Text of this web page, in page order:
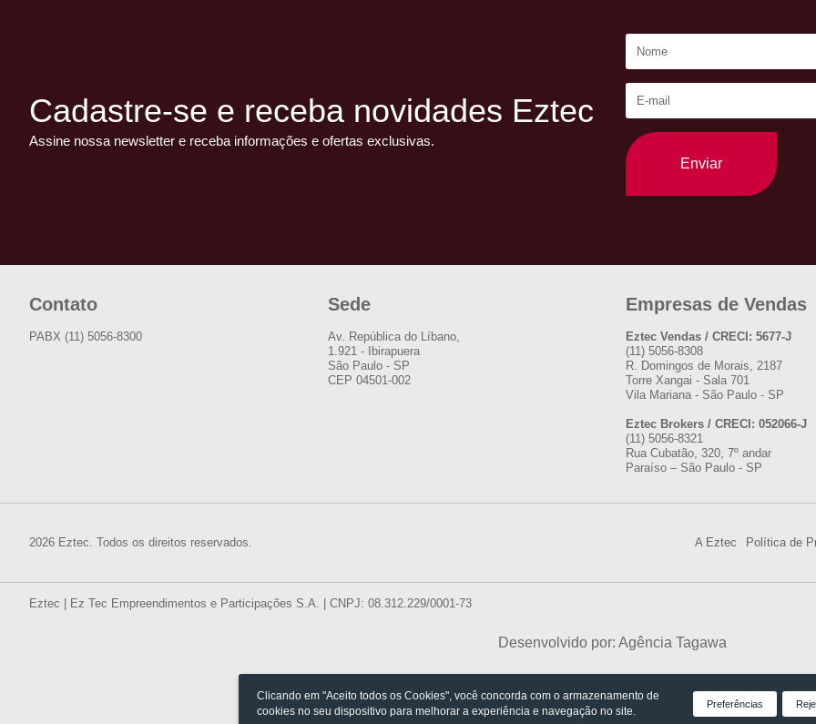
Cadastre-se e receba novidades Eztec
Assine nossa newsletter e receba informações e ofertas exclusivas.
Enviar
Contato
PABX (11) 5056-8300
Sede
Av. República do Líbano,
1.921 - Ibirapuera
São Paulo - SP
CEP 04501-002
Empresas de Vendas
Eztec Vendas / CRECI: 5677-J
(11) 5056-8308
R. Domingos de Morais, 2187
Torre Xangai - Sala 701
Vila Mariana - São Paulo - SP
Eztec Brokers / CRECI: 052066-J
(11) 5056-8321
Rua Cubatão, 320, 7º andar
Paraíso – São Paulo - SP
2026 Eztec. Todos os direitos reservados. A Eztec Política de
Eztec | Ez Tec Empreendimentos e Participações S.A. | CNPJ: 08.312.229/0001-73
Desenvolvido por: Agência Tagawa
Clicando em "Aceito todos os Cookies", você concorda com o armazenamento de
cookies no seu dispositivo para melhorar a experiência e navegação no site.
Preferências